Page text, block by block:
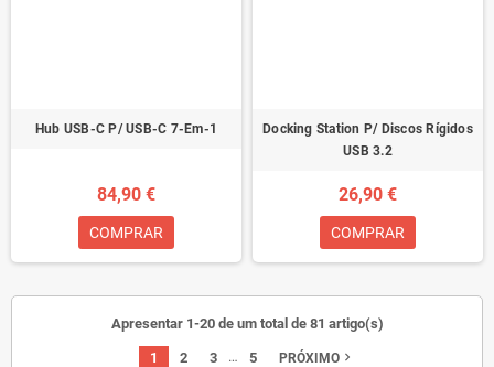
Hub USB-C P/ USB-C 7-Em-1
84,90 €
COMPRAR
Docking Station P/ Discos Rígidos
USB 3.2
26,90 €
COMPRAR
Apresentar 1-20 de um total de 81 artigo(s)
1 2 3 … 5 PRÓXIMO navigate_next